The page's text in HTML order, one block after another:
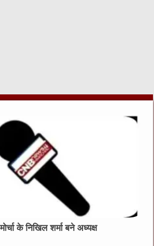
के निखिल शर्मा बने अध्यक्ष